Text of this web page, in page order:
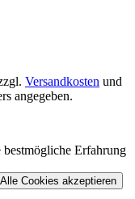
Versandkosten und
angegeben.
Erfahrung
Alle Cookies akzeptieren